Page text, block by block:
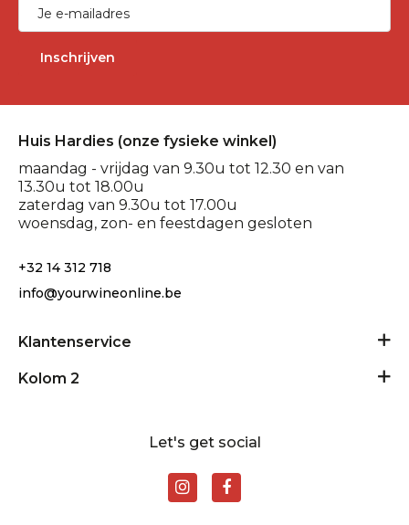
Inschrijven
Huis Hardies (onze fysieke winkel)
maandag - vrijdag van 9.30u tot 12.30 en van
13.30u tot 18.00u
zaterdag van 9.30u tot 17.00u
woensdag, zon- en feestdagen gesloten
+32 14 312 718
info@yourwineonline.be
Klantenservice
Algemene voorwaarden
Kolom 2
Rondplein 11 - 2400 Mol
Let's get social